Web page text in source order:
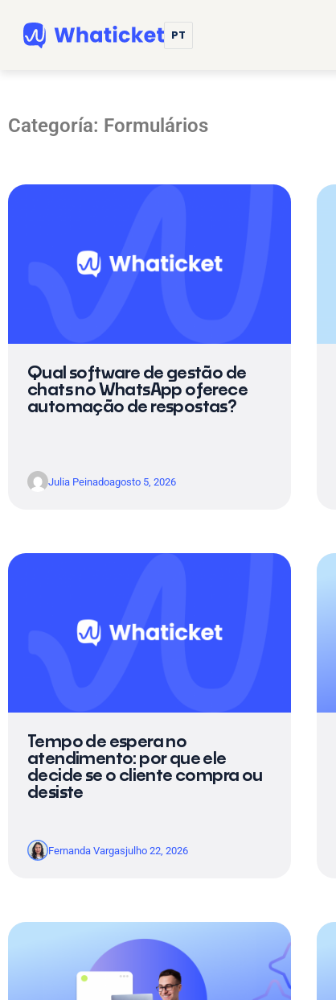
PT
Categoría: Formulários
Qual software de gestão de
chats no WhatsApp oferece
automação de respostas?
Julia Peinadoagosto 5, 2026
Tempo de espera no
atendimento: por que ele
decide se o cliente compra ou
desiste
Fernanda Vargasjulho 22, 2026